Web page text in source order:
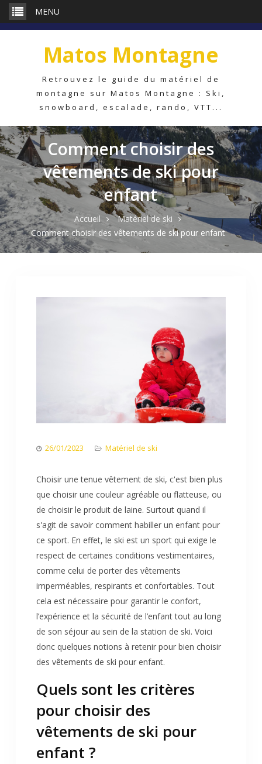
Aller
contenu
MENU
Matos Montagne
Retrouvez le guide du matériel de
montagne sur Matos Montagne : Ski,
snowboard, escalade, rando, VTT...
Comment choisir des
vêtements de ski pour
enfant
Accueil
Matériel de ski
Comment choisir des vêtements de ski pour enfant
26/01/2023 Matériel de ski
Choisir une tenue vêtement de ski, c'est bien plus
que choisir une couleur agréable ou flatteuse, ou
de choisir le produit de laine. Surtout quand il
s'agit de savoir comment habiller un enfant pour
ce sport. En effet, le ski est un sport qui exige le
respect de certaines conditions vestimentaires,
comme celui de porter des vêtements
imperméables, respirants et confortables. Tout
cela est nécessaire pour garantir le confort,
l’expérience et la sécurité de l’enfant tout au long
de son séjour au sein de la station de ski. Voici
donc quelques notions à retenir pour bien choisir
des vêtements de ski pour enfant.
Quels sont les critères
pour choisir des
vêtements de ski pour
enfant ?